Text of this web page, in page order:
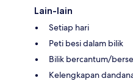
Lain-lain
Setiap hari
Peti besi dalam bilik
Bilik bercantum/
Kelengkapan